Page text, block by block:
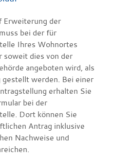
Erweiterung der
bei der für
Ihres Wohnortes
soweit dies von der
angeboten wird, als
werden. Bei einer
erhalten Sie
bei der
Dort können Sie
Antrag inklusive
Nachweise und